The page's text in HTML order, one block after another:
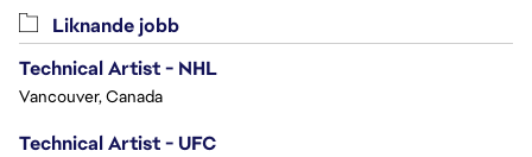
Liknande jobb
Technical Artist - NHL
Vancouver, Canada
Technical Artist - UFC